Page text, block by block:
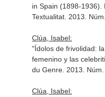
in Spain (1898-1936).
Textualitat. 2013.
Clúa, Isabel:
"Ídolos de frivolidad:
femenino y las
du Genre. 2013.
Clúa, Isabel: